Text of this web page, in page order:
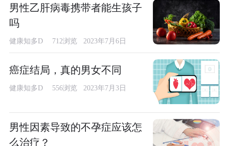
男性乙肝病毒携带者能生孩子
吗
健康知多D 712浏览 2023年7月6日
癌症结局，真的男女不同
健康知多D 556浏览 2023年7月3日
男性因素导致的不孕症应该怎
么治疗？